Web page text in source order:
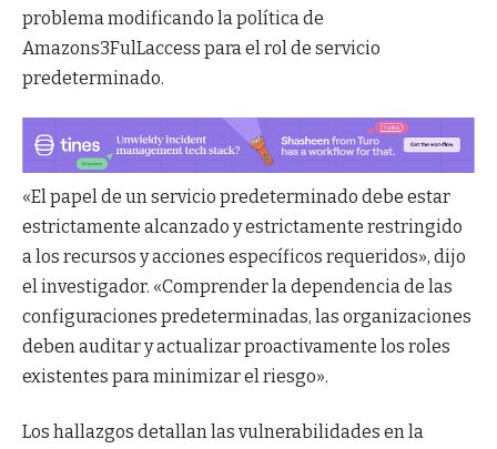
problema modificando la política de
Amazons3FulLaccess para el rol de servicio
predeterminado.
«El papel de un servicio predeterminado debe estar
estrictamente alcanzado y estrictamente restringido
a los recursos y acciones específicos requeridos», dijo
el investigador. «Comprender la dependencia de las
configuraciones predeterminadas, las organizaciones
deben auditar y actualizar proactivamente los roles
existentes para minimizar el riesgo».
Los hallazgos detallan las vulnerabilidades en la